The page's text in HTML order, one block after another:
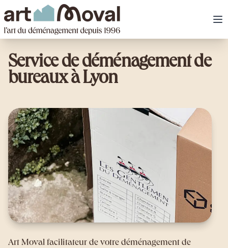
art Moval
Service de déménagement de
bureaux à Lyon
Art Moval facilitateur de votre déménagement de